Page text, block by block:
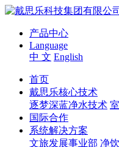
产品中心
Language
中 文 English
首页
戴思乐核心技术
逐梦深蓝净水技术
国际合作
系统解决方案
文旅发展事业部 净